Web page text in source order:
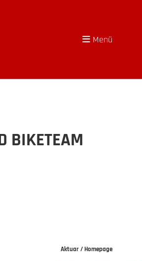
Menü
BIKETEAM
Aktuar / Homepage